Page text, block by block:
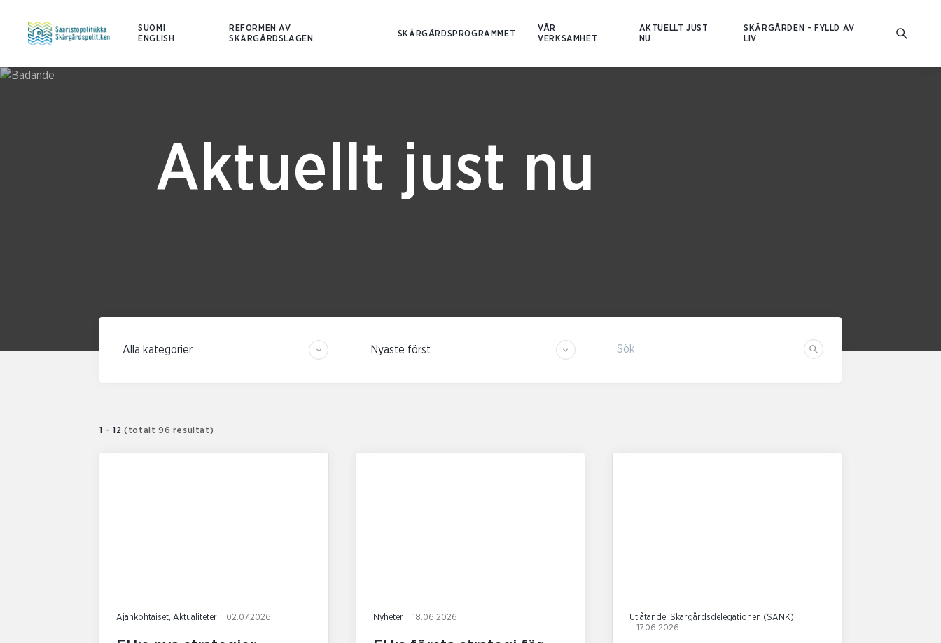
SUOMI
ENGLISH
REFORMEN AV
SKÄRGÅRDSLAGEN
SKÄRGÅRDSPROGRAMMET
VÅR
VERKSAMHET
AKTUELLT JUST
NU
SKÄRGÅRDEN - FYLLD AV
LIV
Aktuellt just nu
Sök
1 – 12 (totalt 96 resultat)
Ajankohtaiset, Aktualiteter 02.07.2026 Nyheter 18.06.2026
Utlåtande, Skärgårdsdelegationen (SANK)
17.06.2026